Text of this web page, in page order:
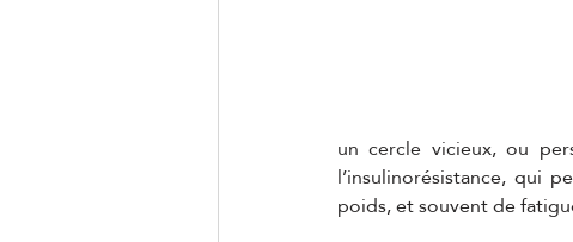
un cercle vicieux, ou
l’insulinorésistance, qui
poids, et souvent de